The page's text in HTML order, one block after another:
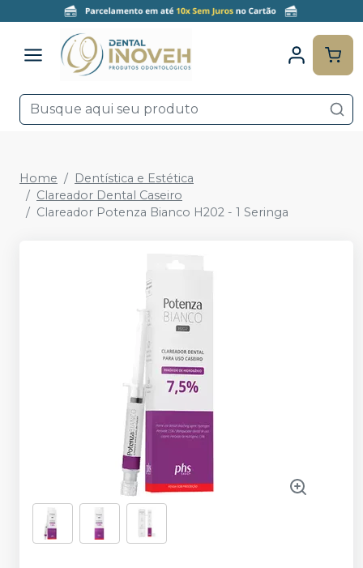
Home
Dentística e Estética
Clareador Dental Caseiro
Clareador Potenza Bianco H202 - 1 Seringa